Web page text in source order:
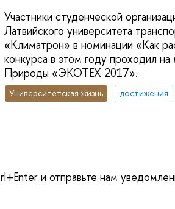
Участники студенческой
Латвийского университета
«Климатрон» в номинации «Как
конкурса в этом году проходил
Природы «ЭКОТЕХ 2017».
Университетская жизнь достижения
и отправьте нам